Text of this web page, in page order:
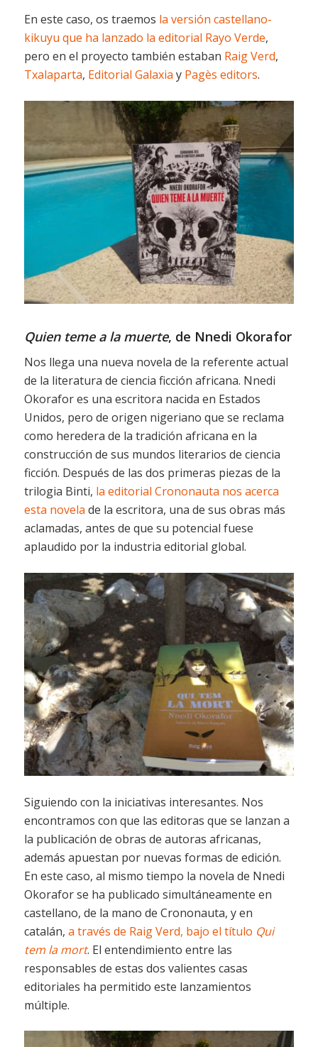
En este caso, os traemos la versión castellano-
kikuyu que ha lanzado la editorial Rayo Verde,
pero en el proyecto también estaban Raig Verd,
Txalaparta, Editorial Galaxia y Pagès editors.
Quien teme a la muerte, de Nnedi Okorafor
Nos llega una nueva novela de la referente actual
de la literatura de ciencia ficción africana. Nnedi
Okorafor es una escritora nacida en Estados
Unidos, pero de origen nigeriano que se reclama
como heredera de la tradición africana en la
construcción de sus mundos literarios de ciencia
ficción. Después de las dos primeras piezas de la
trilogia Binti, la editorial Crononauta nos acerca
esta novela de la escritora, una de sus obras más
aclamadas, antes de que su potencial fuese
aplaudido por la industria editorial global.
Siguiendo con la iniciativas interesantes. Nos
encontramos con que las editoras que se lanzan a
la publicación de obras de autoras africanas,
además apuestan por nuevas formas de edición.
En este caso, al mismo tiempo la novela de Nnedi
Okorafor se ha publicado simultáneamente en
castellano, de la mano de Crononauta, y en
catalán, a través de Raig Verd, bajo el título Qui
tem la mort. El entendimiento entre las
responsables de estas dos valientes casas
editoriales ha permitido este lanzamientos
múltiple.